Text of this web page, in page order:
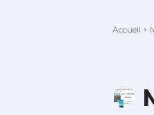
Accueil